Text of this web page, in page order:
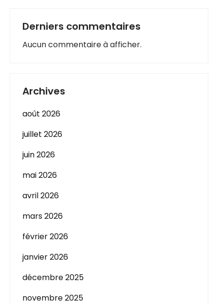
Derniers commentaires
Aucun commentaire à afficher.
Archives
août 2026
juillet 2026
juin 2026
mai 2026
avril 2026
mars 2026
février 2026
janvier 2026
décembre 2025
novembre 2025